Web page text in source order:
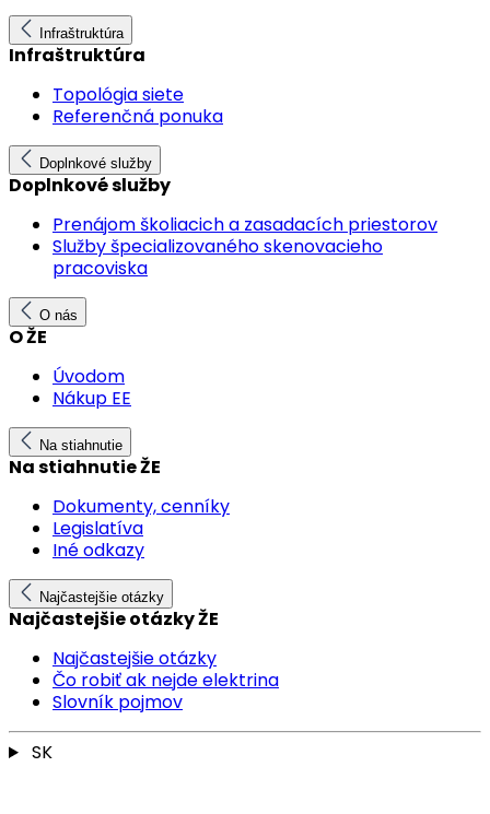
Infraštruktúra
Infraštruktúra
Topológia siete
Referenčná ponuka
Doplnkové služby
Doplnkové služby
Prenájom školiacich a zasadacích priestorov
Služby špecializovaného skenovacieho
pracoviska
O nás
O ŽE
Úvodom
Nákup EE
Na stiahnutie
Na stiahnutie ŽE
Dokumenty, cenníky
Legislatíva
Iné odkazy
Najčastejšie otázky
Najčastejšie otázky ŽE
Najčastejšie otázky
Čo robiť ak nejde elektrina
Slovník pojmov
SK